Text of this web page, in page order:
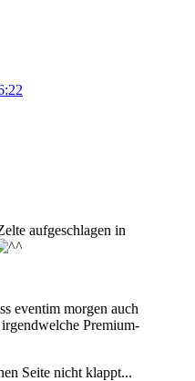
aufgeschlagen in
eventim morgen auch
Premium-
Seite nicht klappt...